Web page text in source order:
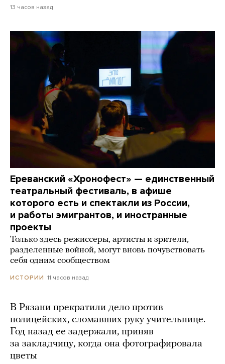
13 часов назад
Ереванский «Хронофест» — единственный
театральный фестиваль, в афише
которого есть и спектакли из России,
и работы эмигрантов, и иностранные
проекты
Только здесь режиссеры, артисты и зрители,
разделенные войной, могут вновь почувствовать
себя одним сообществом
ИСТОРИИ 11 часов назад
В Рязани прекратили дело против
полицейских, сломавших руку учительнице.
Год назад ее задержали, приняв
за закладчицу, когда она фотографировала
цветы